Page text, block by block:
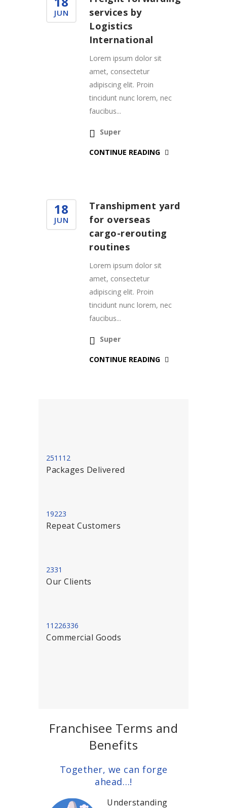
JUN
services by
Logistics
International
Lorem ipsum dolor sit
amet, consectetur
adipiscing elit. Proin
tincidunt nunc lorem, nec
faucibus...
Super
CONTINUE READING
18
JUN
Transhipment yard
for overseas
cargo-rerouting
routines
Lorem ipsum dolor sit
amet, consectetur
adipiscing elit. Proin
tincidunt nunc lorem, nec
faucibus...
Super
CONTINUE READING
251112
Packages Delivered
19223
Repeat Customers
2331
Our Clients
11226336
Commercial Goods
Franchisee Terms and
Benefits
Together, we can forge
ahead…!
Understanding